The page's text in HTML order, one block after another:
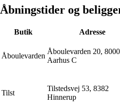
Åbningstider og
Butik Adresse
Åboulevarden
Åboulevarden 20, 8000
Aarhus C
Tilst
Tilstedsvej 53, 8382
Hinnerup